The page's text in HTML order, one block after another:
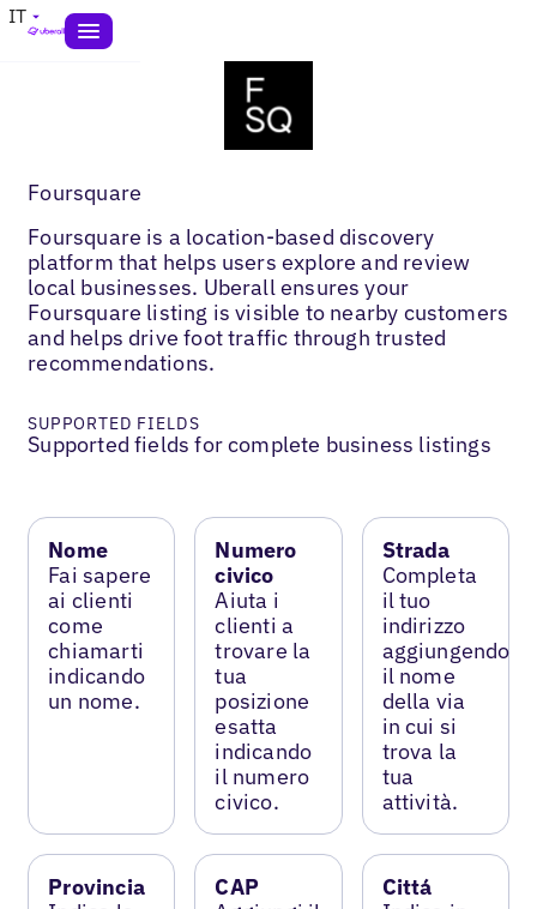
IT
Foursquare
Foursquare is a location-based discovery
platform that helps users explore and review
local businesses. Uberall ensures your
Foursquare listing is visible to nearby customers
and helps drive foot traffic through trusted
recommendations.
SUPPORTED FIELDS
Supported fields for complete business listings
Nome
Fai sapere
ai clienti
come
chiamarti
indicando
un nome.
Numero
civico
Aiuta i
clienti a
trovare la
tua
posizione
esatta
indicando
il numero
civico.
Strada
Completa
il tuo
indirizzo
aggiungendo
il nome
della via
in cui si
trova la
tua
attività.
Provincia
CAP
Cittá